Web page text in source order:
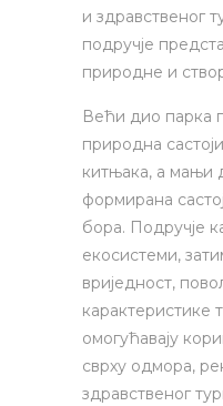
и здравственог
подручје
природне и
Већи дио парка
природна
китњака, а мањи
формирана
бора. Подручје
екосистеми,
вриједност,
карактеристике
омогућавају
сврху одмора,
здравственог